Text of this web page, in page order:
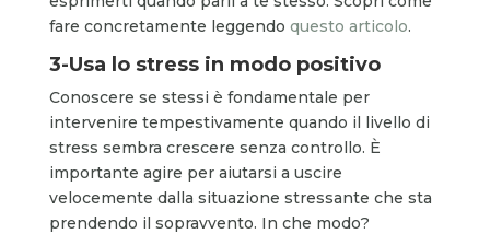
fare concretamente leggendo questo articolo.
3-Usa lo stress in modo positivo
Conoscere se stessi è fondamentale per
intervenire tempestivamente quando il livello di
stress sembra crescere senza controllo. È
importante agire per aiutarsi a uscire
velocemente dalla situazione stressante che sta
prendendo il sopravvento. In che modo?